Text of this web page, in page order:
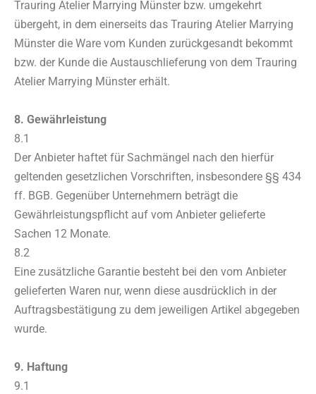
Trauring Atelier Marrying Münster bzw. umgekehrt
übergeht, in dem einerseits das Trauring Atelier Marrying
Münster die Ware vom Kunden zurückgesandt bekommt
bzw. der Kunde die Austauschlieferung von dem Trauring
Atelier Marrying Münster erhält.
8. Gewährleistung
8.1
Der Anbieter haftet für Sachmängel nach den hierfür
geltenden gesetzlichen Vorschriften, insbesondere §§ 434
ff. BGB. Gegenüber Unternehmern beträgt die
Gewährleistungspflicht auf vom Anbieter gelieferte
Sachen 12 Monate.
8.2
Eine zusätzliche Garantie besteht bei den vom Anbieter
gelieferten Waren nur, wenn diese ausdrücklich in der
Auftragsbestätigung zu dem jeweiligen Artikel abgegeben
wurde.
9. Haftung
9.1